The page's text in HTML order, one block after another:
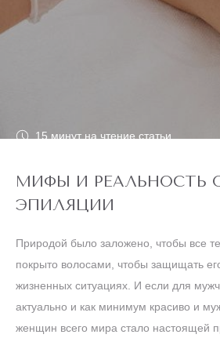
15 минут на чтение статьи
МИФЫ И РЕАЛЬНОСТЬ
ЭПИЛЯЦИИ
Природой было заложено, чтобы все
покрыто волосами, чтобы защищать
жизненных ситуациях. И если для
актуально и как минимум красиво и
женщин всего мира стало настоящей